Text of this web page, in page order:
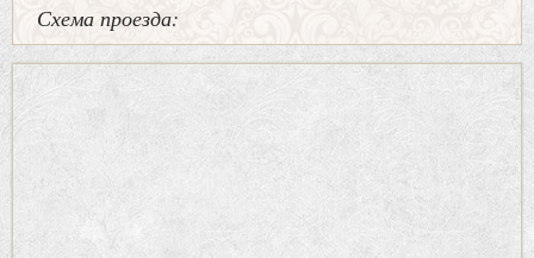
Схема проезда: